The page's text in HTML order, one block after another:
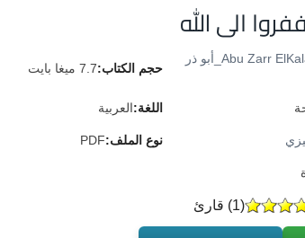
الى الله
Abu Zarr ElKalamooney_أبو ذر
حجم الكتاب:7.7 ميغا بايت
اللغة:العربية
نوع الملف:PDF
(
1) قارئ